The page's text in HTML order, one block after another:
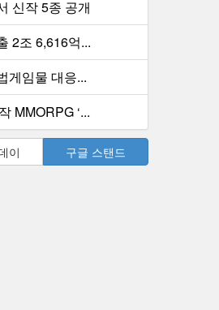
신작 5종 공개
2조 6,616억...
게임물 대응...
MMORPG ‘...
이 구글 스탠드